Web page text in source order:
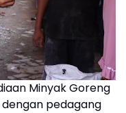
Minyak Goreng
pedagang